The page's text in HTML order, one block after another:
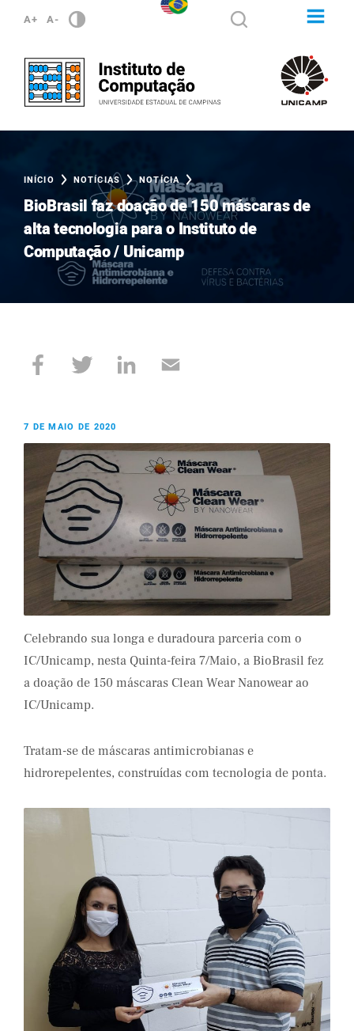
A+ A-
INÍCIO NOTÍCIAS NOTÍCIA
BioBrasil faz doação de 150 máscaras de
alta tecnologia para o Instituto de
Computação / Unicamp
7 DE MAIO DE 2020
Celebrando sua longa e duradoura parceria com o
IC/Unicamp, nesta Quinta-feira 7/Maio, a BioBrasil fez
a doação de 150 máscaras Clean Wear Nanowear ao
IC/Unicamp.
Tratam-se de máscaras antimicrobianas e
hidrorepelentes, construídas com tecnologia de ponta.